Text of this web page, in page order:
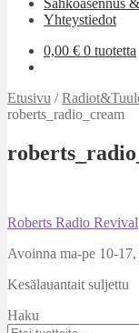
Sähköasennus
Yhteystiedot
0,00 € 0 tuotetta
Etusivu /
roberts_radio_cream
Artikkelien
selaus
Edellinen
Roberts Radio Revival
Avoinna ma-pe 10-17,
Kesälauantait suljettu
Haku